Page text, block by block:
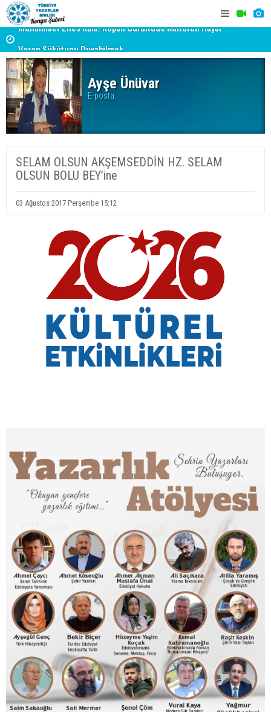
Muhammet Enes Kala: Kopan Gürültüde Kültürün Hayât
Veren Sükûtunu Duyabilmek
Erzincan’da Kültür ve Edebiyat Zirvesi - Nurettin Topçu
Sokağı Açılışı
Ayşe Ünüvar
E-posta:
SELAM OLSUN AKŞEMSEDDİN HZ. SELAM
OLSUN BOLU BEY’ine
03 Ağustos 2017 Perşembe 15:12